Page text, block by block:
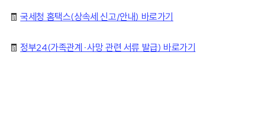
🧾국세청 홈택스(상속세 신고/안내) 바로가기
🧾정부24(가족관계·사망 관련 서류 발급) 바로가기